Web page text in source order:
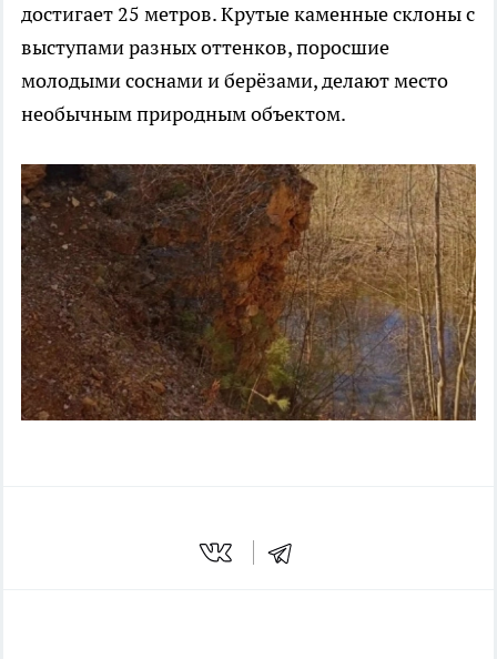
достигает 25 метров. Крутые каменные склоны с
выступами разных оттенков, поросшие
молодыми соснами и берёзами, делают место
необычным природным объектом.